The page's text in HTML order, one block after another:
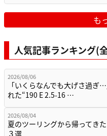
も
人気記事ランキング(
2026/08/06
「いくらなんでも大げさ過ぎ
れた“190 E 2.5-16 …
2026/08/04
夏のツーリングから帰ってき
３選